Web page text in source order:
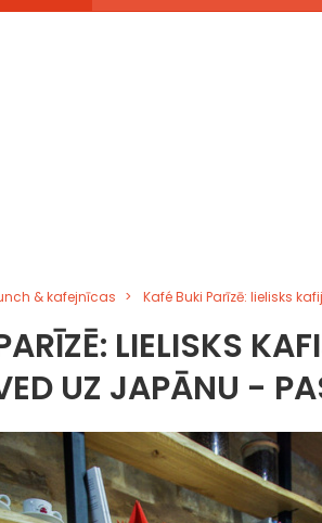
& kafejnīcas Kafé Buki Parīzē: lielisks
LIELISKS
UZ JAPĀNU -